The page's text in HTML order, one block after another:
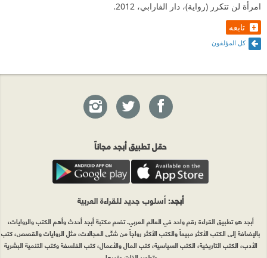
امرأة لن تتكرر (رواية)، دار الفارابي، 2012.
تابعه
كل المؤلفون
حمّل تطبيق أبجد مجاناً
أبجد: أسلوب جديد للقراءة العربية
أبجد هو تطبيق القراءة رقم واحد في العالم العربي. تضم مكتبة أبجد أحدث وأهم الكتب والروايات،
بالإضافة إلى الكتب الأكثر مبيعاً والكتب الأكثر رواجاً من شتّى المجالات، مثل الروايات والقصص، كتب
الأدب، الكتب التاريخية، الكتب السياسية، كتب المال والأعمال، كتب الفلسفة وكتب التنمية البشرية